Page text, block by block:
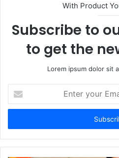
e
With Product
Subscribe to
to get the
Lorem ipsum dolor sit
t
r
y